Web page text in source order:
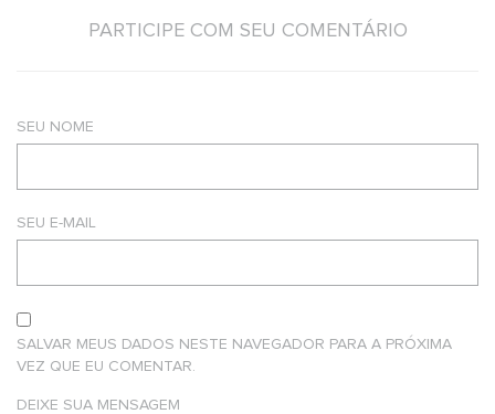
PARTICIPE COM SEU COMENTÁRIO
SEU NOME
SEU E-MAIL
SALVAR MEUS DADOS NESTE NAVEGADOR PARA A PRÓXIMA
VEZ QUE EU COMENTAR.
DEIXE SUA MENSAGEM